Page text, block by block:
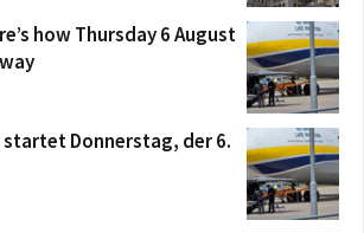
how Thursday 6 August
startet Donnerstag, der 6.